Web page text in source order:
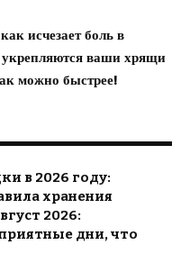
исчезает боль в
укрепляются ваши хрящи
можно быстрее!
в 2026 году:
хранения
2026:
дни, что